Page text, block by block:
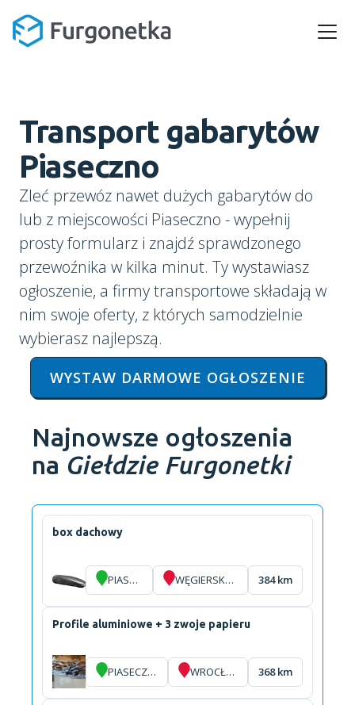
Transport gabarytów
Piaseczno
Zleć przewóz nawet dużych gabarytów do
lub z miejscowości Piaseczno - wypełnij
prosty formularz i znajdź sprawdzonego
przewoźnika w kilka minut. Ty wystawiasz
ogłoszenie, a firmy transportowe składają w
nim swoje oferty, z których samodzielnie
wybierasz najlepszą.
WYSTAW DARMOWE OGŁOSZENIE
Najnowsze ogłoszenia
na Giełdzie Furgonetki
box dachowy
PIASECZNO WĘGIERSKA GÓRKA 384 km
Profile aluminiowe + 3 zwoje papieru
PIASECZNO WROCŁAW 368 km